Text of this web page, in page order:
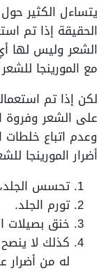
يتساءل الكثير
الحقيقة إذا تم
الشعر وليس لها
مع المورينجا
لكن إذا تم
على الشعر وفروة
وعدم اتباع
أضرار المورينجا
تحسس الجلد،
تورم الجلد.
خنق بصيلات
كذلك لا ينصح
له من أضرار